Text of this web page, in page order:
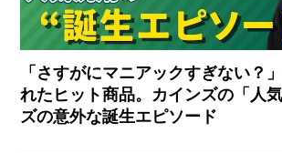
「さすがにマニアックすぎない？
れたヒット商品。カインズの「人
ズの意外な誕生エピソード